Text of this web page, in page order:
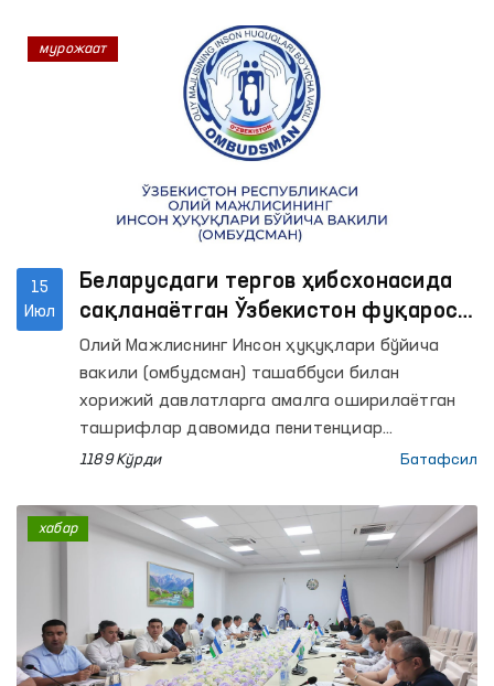
фаолияти ҳамда институционал салоҳияти
бўйича тақдимотлар намойиш этилди.
Шунингдек, иштирокчилар билан
аккредитация жараёнининг асосий талаблари
юзасидан савол-жавоб ва фикр алмашувлар
15
Июл
Беларусдаги тергов ҳибсхонасида
сақланаётган Ўзбекистон фуқароси
мурожаати ҳал этилди
Олий Мажлиснинг Инсон ҳуқуқлари бўйича
вакили (омбудсман) ташаббуси билан
хорижий давлатларга амалга оширилаётган
ташрифлар давомида пенитенциар
муассасаларда сақланаётган Ўзбекистон
келинмоқда.
1189 Кўрди Батафсил
мурожаат
хабар